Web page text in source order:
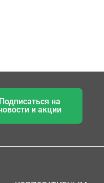
Подписаться на
и акции